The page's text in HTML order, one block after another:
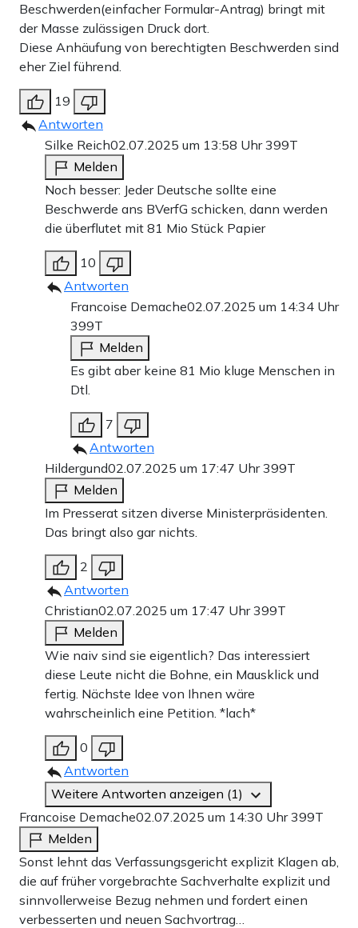
Beschwerden(einfacher Formular-Antrag) bringt mit
der Masse zulässigen Druck dort.
Diese Anhäufung von berechtigten Beschwerden sind
eher Ziel führend.
19
Antworten
Silke Reich02.07.2025 um 13:58 Uhr399T
Melden
Noch besser: Jeder Deutsche sollte eine
Beschwerde ans BVerfG schicken, dann werden
die überflutet mit 81 Mio Stück Papier
10
Antworten
Francoise Demache02.07.2025 um 14:34 Uhr
399T
Melden
Es gibt aber keine 81 Mio kluge Menschen in
Dtl.
7
Antworten
Hildergund02.07.2025 um 17:47 Uhr399T
Melden
Im Presserat sitzen diverse Ministerpräsidenten.
Das bringt also gar nichts.
2
Antworten
Christian02.07.2025 um 17:47 Uhr399T
Melden
Wie naiv sind sie eigentlich? Das interessiert
diese Leute nicht die Bohne, ein Mausklick und
fertig. Nächste Idee von Ihnen wäre
wahrscheinlich eine Petition. *lach*
0
Antworten
Weitere Antworten anzeigen (1)
Francoise Demache02.07.2025 um 14:30 Uhr399T
Melden
Sonst lehnt das Verfassungsgericht explizit Klagen ab,
die auf früher vorgebrachte Sachverhalte explizit und
sinnvollerweise Bezug nehmen und fordert einen
verbesserten und neuen Sachvortrag…